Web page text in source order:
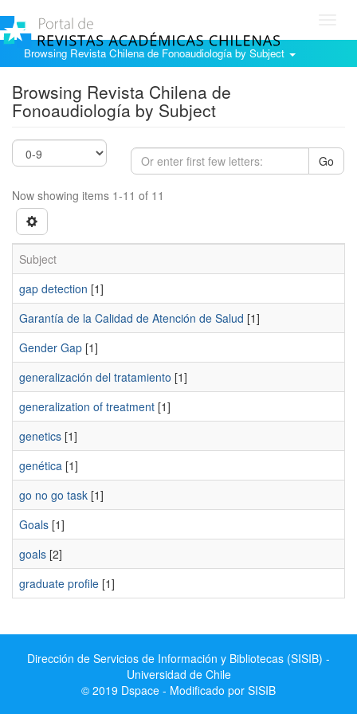
Browsing Revista Chilena de Fonoaudiología by Subject
Browsing Revista Chilena de
Fonoaudiología by Subject
Go
Now showing items 1-11 of 11
Subject
gap detection [1]
Garantía de la Calidad de Atención de Salud [1]
Gender Gap [1]
generalización del tratamiento [1]
generalization of treatment [1]
genetics [1]
genética [1]
go no go task [1]
Goals [1]
goals [2]
graduate profile [1]
Dirección de Servicios de Información y Bibliotecas (SISIB) -
Universidad de Chile
© 2019 Dspace - Modificado por SISIB